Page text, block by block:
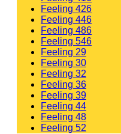
Feeling 426
Feeling 446
Feeling 486
Feeling 546
Feeling 29
Feeling 30
Feeling 32
Feeling 36
Feeling 39
Feeling 44
Feeling 48
Feeling 52